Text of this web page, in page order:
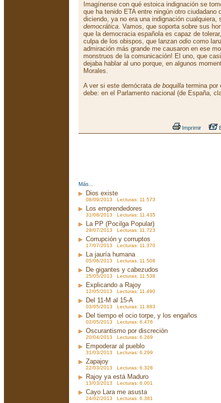
Imagínense con qué estoica indignación se
que ha tenido ETA entre ningún otro ciudadano
diciendo, ya no era una indignación cualquiera,
democrática. Vamos, que soporta sobre sus
que la democracia española es capaz de
culpa de los obispos, que lanzan odio como
admiración más grande me causaron en ese
monstruos de la comunicación! El uno, que
dejaba hablar al uno porque, en algunos
Morales.
A ver si este demócrata de boquilla termina por
debe: en el Parlamento nacional (de España,
Imprimir
Más...
Dios existe
08/09/2013 Lecturas: 11.573
Los emprendedores
31/08/2013 Lecturas: 11.435
La PP (Pocilga Popular)
29/07/2013 Lecturas: 11.723
Corrupción y corruptos
17/07/2013 Lecturas: 11.370
La jauría humana
05/06/2013 Lecturas: 11.508
De gigantes y cabezudos
25/05/2013 Lecturas: 11.538
Explicando a Rajoy
12/05/2013 Lecturas: 11.490
Del 11-M al 15-A
03/05/2013 Lecturas: 11.883
Del tiempo el ocio torpe, y los engaños
02/05/2013 Lecturas: 6.476
Oscurantismo por discreción
20/04/2013 Lecturas: 6.269
Empoderar al pueblo
31/03/2013 Lecturas: 6.299
Zapajoy
22/03/2013 Lecturas: 6.328
Rajoy ya está Maduro
13/03/2013 Lecturas: 6.001
Cayo Lara me asusta
24/02/2013 Lecturas: 6.381